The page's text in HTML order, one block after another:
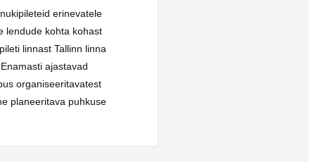
erinevatele
lendude kohta kohast
linnast Tallinn linna
ajastavad
organiseeritavatest
planeeritava puhkuse